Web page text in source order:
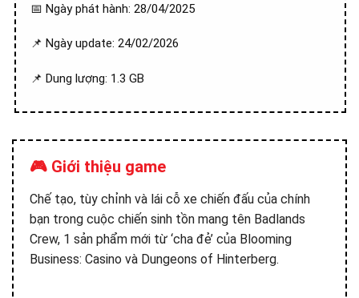
📅 Ngày phát hành: 28/04/2025
📌 Ngày update: 24/02/2026
📌 Dung lượng: 1.3 GB
🎮 Giới thiệu game
Chế tạo, tùy chỉnh và lái cỗ xe chiến đấu của chính
bạn trong cuộc chiến sinh tồn mang tên Badlands
Crew, 1 sản phẩm mới từ ‘cha đẻ’ của Blooming
Business: Casino và Dungeons of Hinterberg.